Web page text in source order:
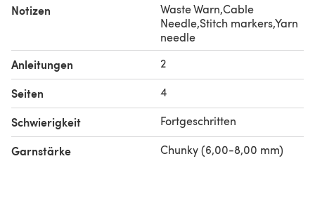
Notizen
Waste Warn,Cable
Needle,Stitch markers,Yarn
needle
Anleitungen 2
Seiten 4
Schwierigkeit Fortgeschritten
Garnstärke Chunky (6,00-8,00 mm)